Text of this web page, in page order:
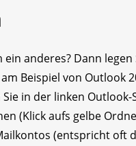
anderes? Dann
Beispiel von Outlook
in der linken Outlook-
(Klick aufs gelbe
(entspricht oft